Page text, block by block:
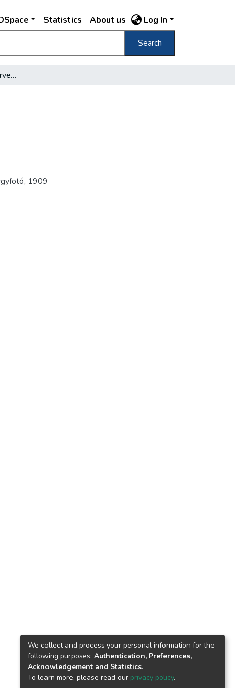
Statistics About us Log In
Search
Szerkocsi Fourgon = Harveturilo
, 1909
We collect and process your personal information for the
following purposes: Authentication, Preferences,
Acknowledgement and Statistics.
To learn more, please read our privacy policy.